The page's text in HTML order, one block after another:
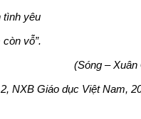
tình yêu
vỗ”.
(Sóng –
NXB Giáo dục Việt Nam,